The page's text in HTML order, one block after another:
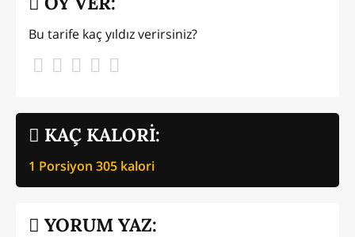
KAÇ KALORİ:
1 Porsiyon 305 kalori
Bu tarife kaç yıldız verirsiniz?
YORUM YAZ: